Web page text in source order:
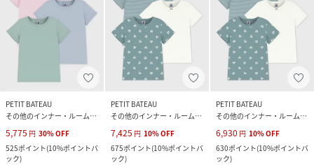
PETIT BATEAU
その他のインナー・ルームウェア
5,775 円 30%OFF
525ポイント(10%ポイントバ
ック)
PETIT BATEAU
その他のインナー・ルームウェア
7,425 円 10%OFF
675ポイント(10%ポイントバ
ック)
PETIT BATEAU
その他のインナー・ルームウェア
6,930 円 10%OFF
630ポイント(10%ポイントバ
ック)